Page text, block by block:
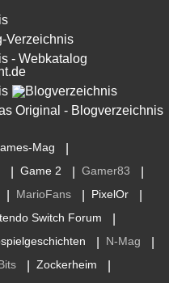
Mag
Game 2 Gamer83
MarioFans PixelOr
Switch Forum
N-Mag
Zockerheim